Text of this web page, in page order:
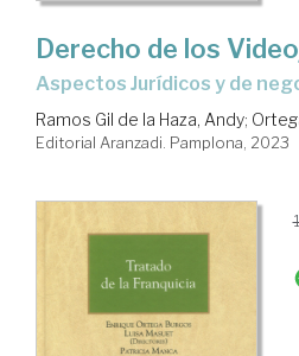
Derecho de los
aspectos Jurídicos y de
Ramos Gil de la Haza, Andy;
Editorial Aranzadi. Pamplona, 2023